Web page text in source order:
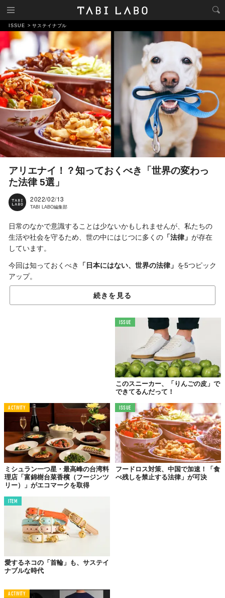
ISSUE サステイナブル
アリエナイ！？知っておくべき「世界の変わっ
た法律 5選」
2022/02/13
TABI LABO編集部
日常のなかで意識することは少ないかもしれませんが、私たちの
生活や社会を守るため、世の中にはじつに多くの 「法律」 が存在
しています。
今回は知っておくべき 「日本にはない、世界の法律」 を5つピック
アップ。
ヴィーガン、環境問題
律を厳選してご紹介します。
......なかにはちょっと変わったニュースタンダードな法律も。
フードロス対策、中国で加速！「食べ残しを禁止する
年間約13億t（トン）もの食品が廃棄されているといわれる今、人
口が世界でもっとも多い国・
から、そして約1800万tがレストランなどから捨てられていると推
そんな中国で
詳しく読む＞＞＞
続きを見る
ISSUE
このスニーカー、「りんごの皮」で
できてるんだって！
ACTIVITY
ミシュラン一つ星・最高峰の台湾料
理店「富錦樹台菜香檳（フージンツ
リー）」がエコマークを取得
ISSUE
フードロス対策、中国で加速！「食
べ残しを禁止する法律」が可決
ITEM
愛するネコの「首輪」も、サステイ
ナブルな時代
ACTIVITY